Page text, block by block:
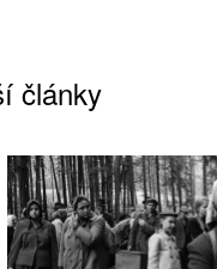
články